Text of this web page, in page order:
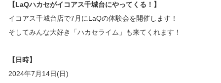
【LaQハカセがイコアス千城台にやってくる！】
イコアス千城台店で7月にLaQの体験会を開催します！
そしてみんな大好き「ハカセライム」も来てくれます！
【日時】
2024年7月14日(日)